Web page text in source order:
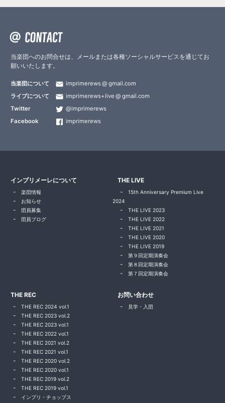
当楽団へのお問合せは、メールまたは各種ソーシャルサービスを通じてお
願いいたします。
当楽団について imprimerews
gmail.com
ライブについて
imprimerews+live
gmail.com
Twitter
@imprimerews
Facebook
imprimerews
インプリメーレについて
楽団情報
お知らせ
団員募集
団員ブログ
THE LIVE
15th Anniversary Premium Live
2024
THE LIVE 2023
THE LIVE 2022
THE LIVE 2021
THE LIVE 2020
THE LIVE 2019
第９回定期演奏会
第８回定期演奏会
第７回定期演奏会
THE REC
THE REC 2024 vol.1
THE REC 2023 vol.2
THE REC 2023 vol.1
THE REC 2022 vol.1
THE REC 2021 vol.2
THE REC 2021 vol.1
THE REC 2020 vol.2
THE REC 2020 vol.1
THE REC 2019 vol.2
THE REC 2019 vol.1
インプリ・チョップス
お問い合わせ
見学・入団